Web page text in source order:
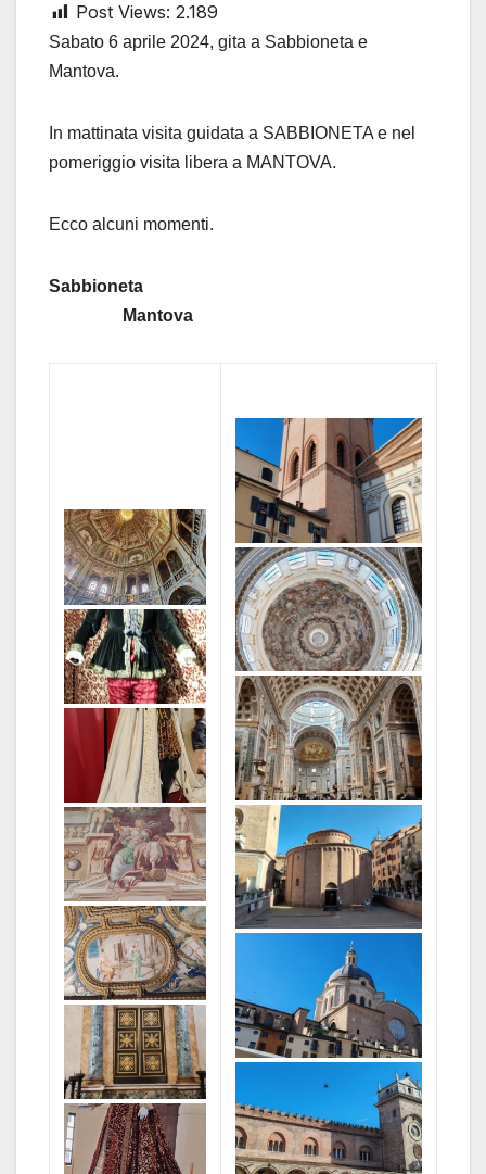
Post Views: 2.189
Sabato 6 aprile 2024, gita a Sabbioneta e
Mantova.
In mattinata visita guidata a SABBIONETA e nel
pomeriggio visita libera a MANTOVA.
Ecco alcuni momenti.
Sabbioneta
Mantova